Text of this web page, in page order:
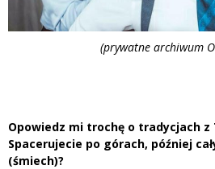
(prywatne archiwum
Opowiedz mi trochę o tradycjach z
Spacerujecie po górach, później
(śmiech)?